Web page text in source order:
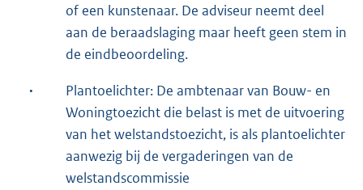
of een kunstenaar. De adviseur neemt deel
aan de beraadslaging maar heeft geen stem in
de eindbeoordeling.
·
Plantoelichter: De ambtenaar van Bouw- en
Woningtoezicht die belast is met de uitvoering
van het welstandstoezicht, is als plantoelichter
aanwezig bij de vergaderingen van de
welstandscommissie